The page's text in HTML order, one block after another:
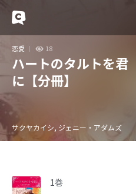
恋愛 18
ハートのタルトを君
に【分冊】
サクヤカイシ, ジェニー・アダムズ
1巻